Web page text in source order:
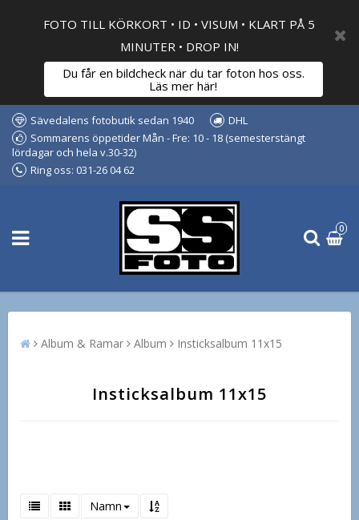
FOTO TILL KÖRKORT • ID • VISUM • KLART PÅ 5
MINUTER • DROP IN!
Du får en bildcheck när du tar foton hos oss.
Läs mer här!
Sävedalens fotobutik sedan 1940
DHL
Sommarens öppetider Mån - Fre: 10 - 18 (semesterstängt
lördagar och hela v.30-32)
Ring oss: 031-26 04 62
0
Album & Ramar Album Insticksalbum 11x15
Insticksalbum 11x15
Namn